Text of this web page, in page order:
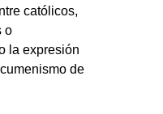
católicos,
o
la expresión
de